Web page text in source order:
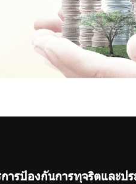
ารป้องกันการทุจริตและ